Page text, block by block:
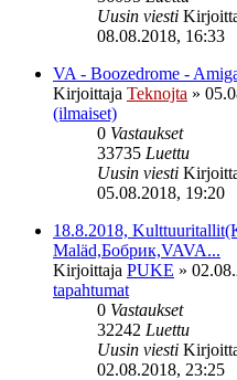
Uusin viesti
08.08.2018, 16:33
VA - Boozedrome -
Kirjoittaja Teknojta »
(ilmaiset)
0 Vastaukset
33735 Luettu
Uusin viesti
05.08.2018, 19:20
18.8.2018,
Maläd,Бобрик,VAVA...
Kirjoittaja PUKE »
tapahtumat
0 Vastaukset
32242 Luettu
Uusin viesti
02.08.2018, 23:25